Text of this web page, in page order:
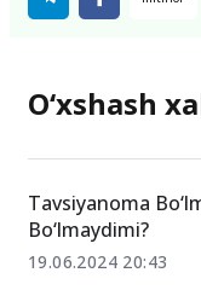
O‘xshash
Tavsiyanoma
Bo‘lmaydimi?
19.06.2024 20:43